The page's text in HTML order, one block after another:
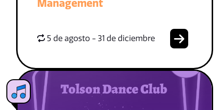
Management
5 de agosto - 31 de diciembre